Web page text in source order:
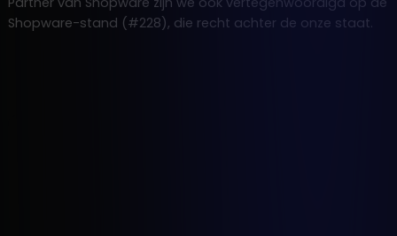
Shopware-stand (#228), die recht achter de onze staat.